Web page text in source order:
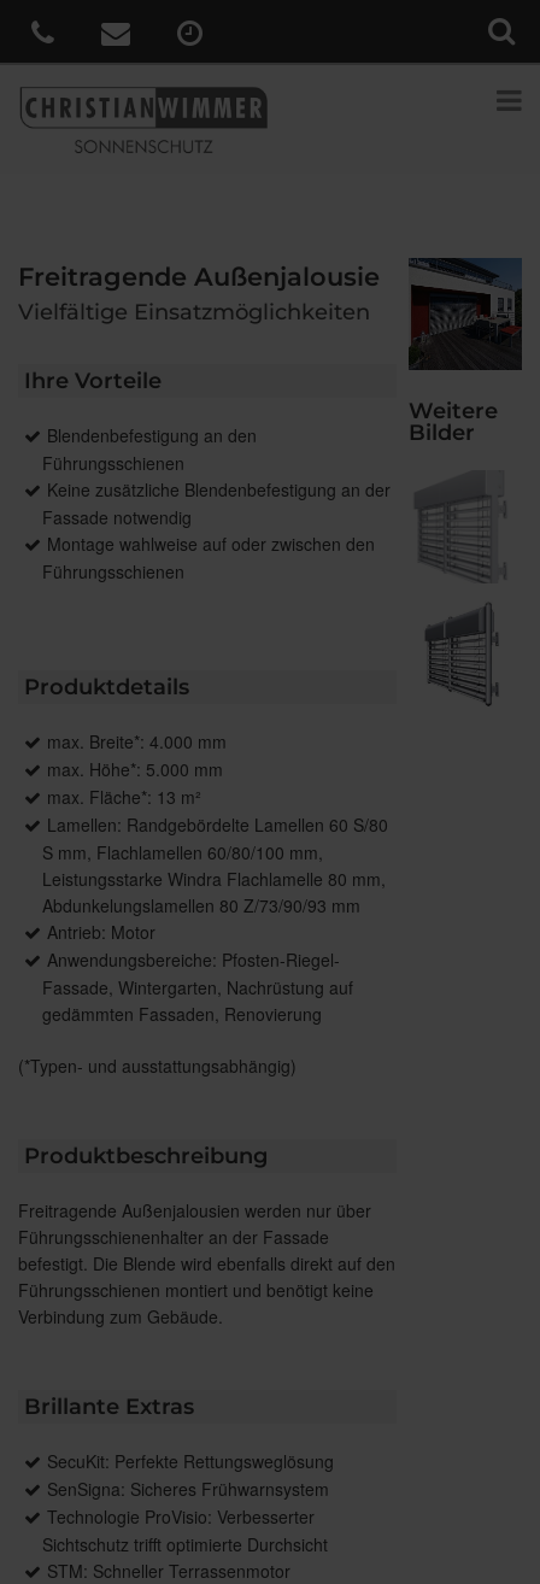
Freitragende Außenjalousie
Vielfältige Einsatzmöglichkeiten
Ihre Vorteile
Blendenbefestigung an den
Führungsschienen
Keine zusätzliche Blendenbefestigung an der
Fassade notwendig
Montage wahlweise auf oder zwischen den
Führungsschienen
Produktdetails
max. Breite*: 4.000 mm
max. Höhe*: 5.000 mm
max. Fläche*: 13 m²
Lamellen: Randgebördelte Lamellen 60 S/80
S mm, Flachlamellen 60/80/100 mm,
Leistungsstarke Windra Flachlamelle 80 mm,
Abdunkelungslamellen 80 Z/73/90/93 mm
Antrieb: Motor
Anwendungsbereiche: Pfosten-Riegel-
Fassade, Wintergarten, Nachrüstung auf
gedämmten Fassaden, Renovierung
(*Typen- und ausstattungsabhängig)
Produktbeschreibung
Freitragende Außenjalousien werden nur über
Führungsschienenhalter an der Fassade
befestigt. Die Blende wird ebenfalls direkt auf den
Führungsschienen montiert und benötigt keine
Verbindung zum Gebäude.
Brillante Extras
SecuKit: Perfekte Rettungsweglösung
SenSigna: Sicheres Frühwarnsystem
Technologie ProVisio: Verbesserter
Sichtschutz trifft optimierte Durchsicht
STM: Schneller Terrassenmotor
Weitere
Bilder